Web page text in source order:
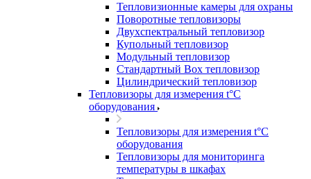
Тепловизионные камеры для охраны
Поворотные тепловизоры
Двухспектральный тепловизор
Купольный тепловизор
Модульный тепловизор
Стандартный Box тепловизор
Цилиндрический тепловизор
Тепловизоры для измерения t°С
оборудования
Тепловизоры для измерения t°С
оборудования
Тепловизоры для мониторинга
температуры в шкафах